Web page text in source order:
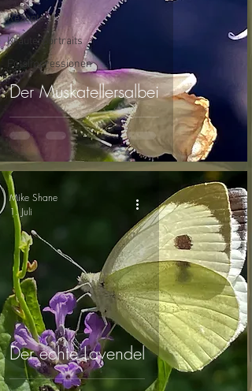
Rezepte
Kräuterportraits
Fotoimpressionen
Der Muskatellersalbei
Der echte Lavendel
Mike Shane
1. Juli